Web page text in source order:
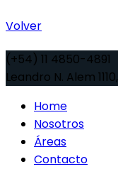
Volver
(+54) 11 4850-4891
Leandro N. Alem
Home
Nosotros
Áreas
Contacto